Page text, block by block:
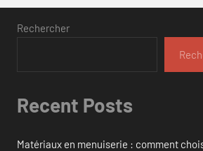
Rechercher
Recent Posts
Matériaux en menuiserie : comment